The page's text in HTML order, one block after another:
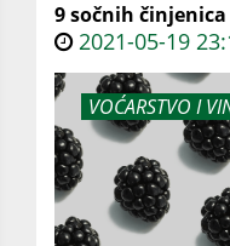
9 sočnih
2021-05-19
VOĆARSTVO I